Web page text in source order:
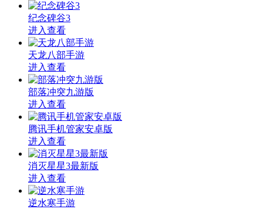
纪念碑谷3
进入查看
天龙八部手游
进入查看
部落冲突九游版
进入查看
腾讯手机管家安卓版
进入查看
消灭星星3最新版
进入查看
逆水寒手游